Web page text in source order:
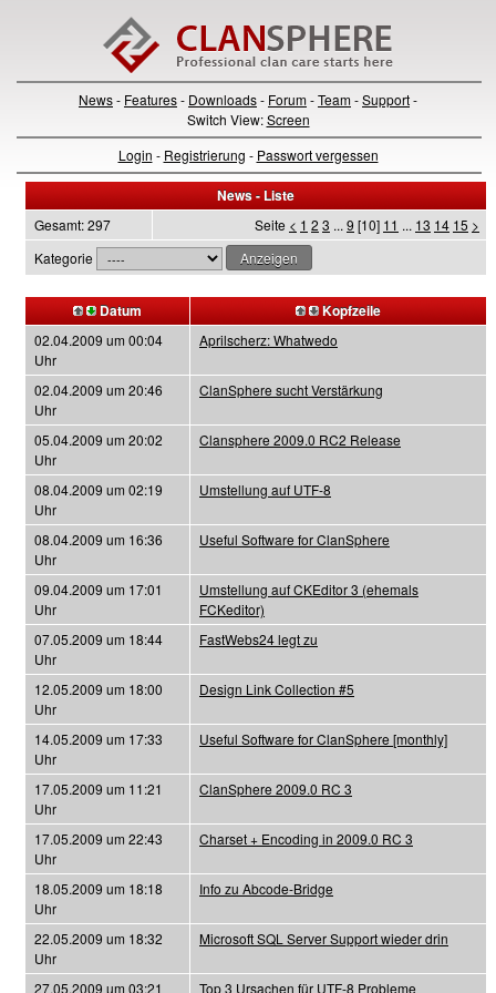
News- Features- Downloads- Forum-Team-Support-
Switch View:Screen
Login - Registrierung - Passwort vergessen
News - Liste
Gesamt: 297 Seite < 1 2 3 ... 9 [10] 11 ... 13 14 15 >
Kategorie
Datum Kopfzeile
02.04.2009 um 00:04
Uhr
Aprilscherz: Whatwedo
02.04.2009 um 20:46
Uhr
ClanSphere sucht Verstärkung
05.04.2009 um 20:02
Uhr
Clansphere 2009.0 RC2 Release
08.04.2009 um 02:19
Uhr
Umstellung auf UTF-8
08.04.2009 um 16:36
Uhr
Useful Software for ClanSphere
09.04.2009 um 17:01
Uhr
Umstellung auf CKEditor 3 (ehemals
FCKeditor)
07.05.2009 um 18:44
Uhr
FastWebs24 legt zu
12.05.2009 um 18:00
Uhr
Design Link Collection #5
14.05.2009 um 17:33
Uhr
Useful Software for ClanSphere [monthly]
17.05.2009 um 11:21
Uhr
ClanSphere 2009.0 RC 3
17.05.2009 um 22:43
Uhr
Charset + Encoding in 2009.0 RC 3
18.05.2009 um 18:18
Uhr
Info zu Abcode-Bridge
22.05.2009 um 18:32
Uhr
Microsoft SQL Server Support wieder drin
27.05.2009 um 03:21 Top 3 Ursachen für UTF-8 Probleme